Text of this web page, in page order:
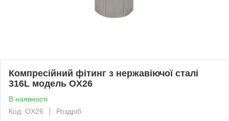
Компресійний фітинг з нержавіючої сталі
316L модель OX26
В наявності
Код: OX26
Роздріб